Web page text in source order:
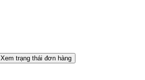
Xem trạng thái đơn hàng